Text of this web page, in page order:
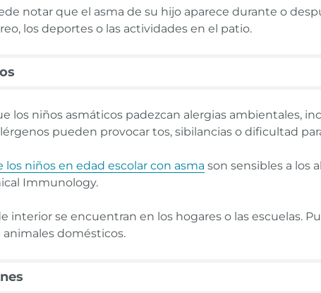
notar que el asma de su hijo aparece durante o
los deportes o las actividades en el patio.
los niños asmáticos padezcan alergias ambientales,
pueden provocar tos, sibilancias o dificultad
los niños en edad escolar con asma son sensibles a los
Immunology.
interior se encuentran en los hogares o las escuelas.
animales domésticos.